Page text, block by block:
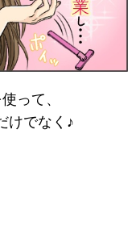
って、
けでなく♪